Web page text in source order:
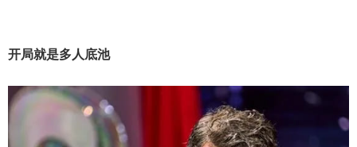
开局就是多人底池